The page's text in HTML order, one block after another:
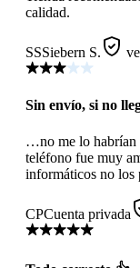
calidad.
SSSiebern S.
Sin envío, si no
…no me lo habrían
teléfono fue muy
informáticos no los
CPCuenta privada